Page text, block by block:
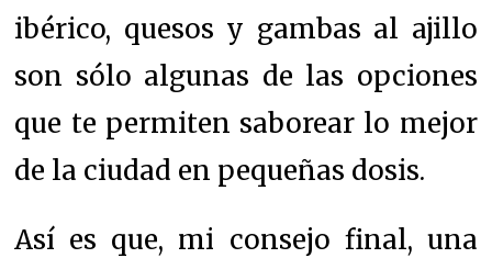
ibérico, quesos y gambas al ajillo
son sólo algunas de las opciones
que te permiten saborear lo mejor
de la ciudad en pequeñas dosis.
Así es que, mi consejo final, una